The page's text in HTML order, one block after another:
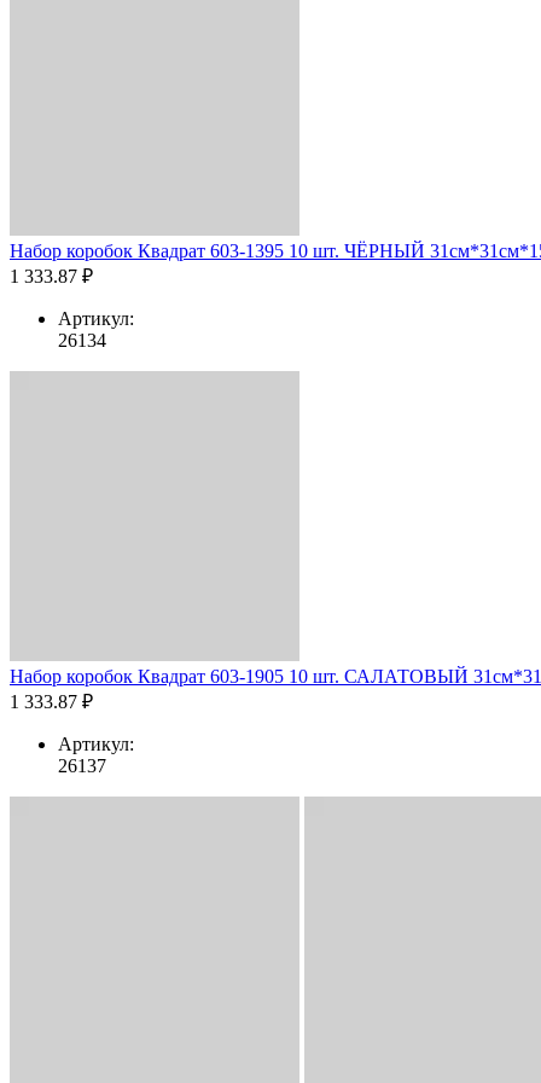
Набор коробок Квадрат 603-1395 10 шт. ЧЁРНЫЙ
1 333.87 ₽
Артикул:
26134
Набор коробок Квадрат 603-1905 10 шт. САЛАТОВЫЙ
1 333.87 ₽
Артикул:
26137